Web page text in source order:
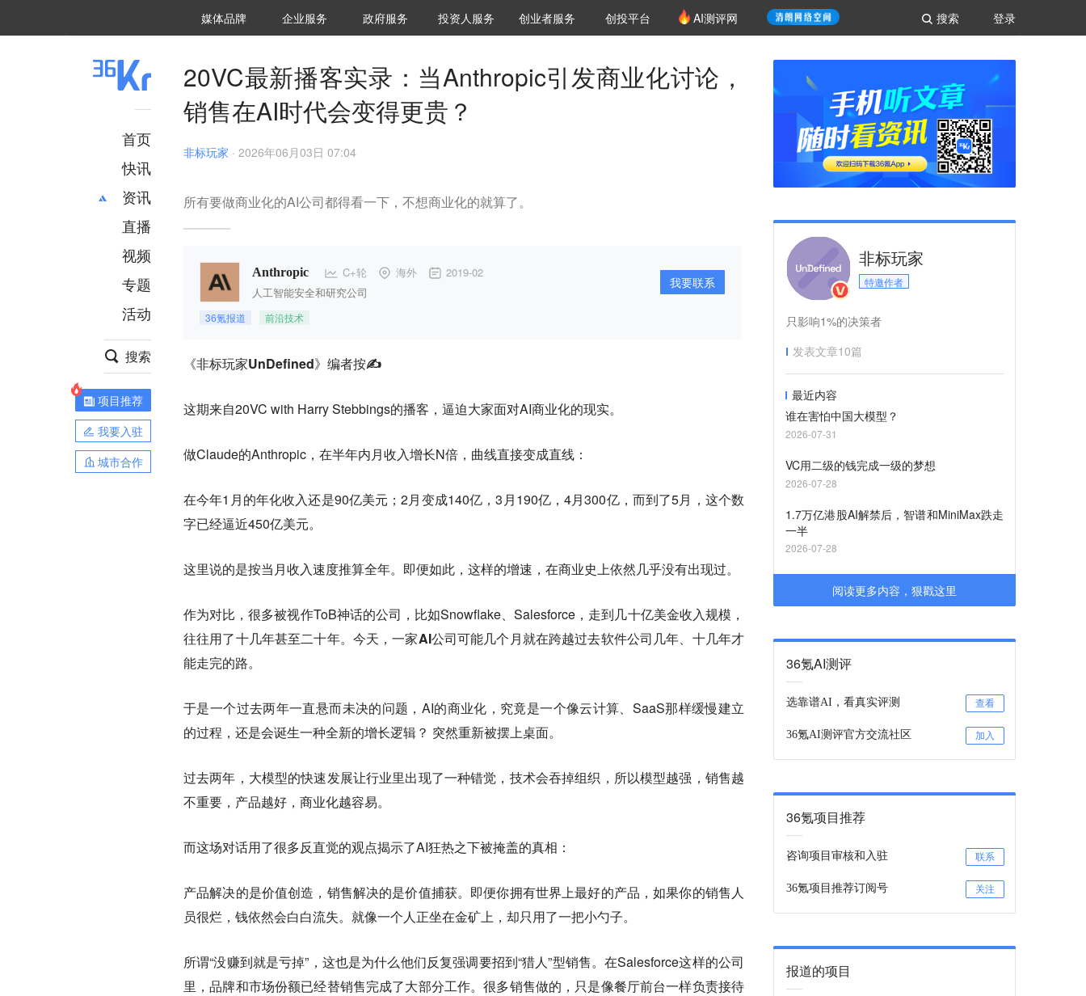
登录
搜索
媒体品牌 36Kr研究院
企业服务 城市之窗
政府服务 VClub投资机构库
投资机构职位推介
投资人服务 创投氪堂
创业者服务 创投平台 AI测评网
首页
快讯
资讯
推荐
财经
项目推荐
安徽
直播
视频
专题
活动
搜索
项目推荐
我要入驻
城市合作
20VC最新播客实录：当Anthropic引发商业化讨论，
销售在AI时代会变得更贵？
非标玩家 · 2026年06月03日 07:04
所有要做商业化的AI公司都得看一下，不想商业化的就算了。
Anthropic C+轮 海外 2019-02
人工智能安全和研究公司
36氪报道 前沿技术
我要联系
《非标玩家UnDefined》编者按✍️
这期来自20VC with Harry Stebbings的播客，逼迫大家面对AI商业化的现实。
做Claude的Anthropic，在半年内月收入增长N倍，曲线直接变成直线：
在今年1月的年化收入还是90亿美元；2月变成140亿，3月190亿，4月300亿，而到了5月，这个数
字已经逼近450亿美元。
这里说的是按当月收入速度推算全年。即便如此，这样的增速，在商业史上依然几乎没有出现过。
作为对比，很多被视作ToB神话的公司，比如Snowflake、Salesforce，走到几十亿美金收入规模，
往往用了十几年甚至二十年。今天，一家AI公司可能几个月就在跨越过去软件公司几年、十几年才
能走完的路。
于是一个过去两年一直悬而未决的问题，AI的商业化，究竟是一个像云计算、SaaS那样缓慢建立
的过程，还是会诞生一种全新的增长逻辑？ 突然重新被摆上桌面。
过去两年，大模型的快速发展让行业里出现了一种错觉， 技术会吞掉组织，所以模型越强，销售越
不重要，产品越好，商业化越容易。
而这场对话用了很多反直觉的观点揭示了AI狂热之下被掩盖的真相：
产品解决的是价值创造，销售解决的是价值捕获。 即便你拥有世界上最好的产品，如果你的销售人
员很烂，钱依然会白白流失。 就像一个人正坐在金矿上，却只用了一把小勺子。
所谓“没赚到就是亏掉”，这也是为什么他们反复强调要招到“猎人”型销售。在Salesforce这样的公司
里，品牌和市场份额已经替销售完成了大部分工作。很多销售做的，只是像餐厅前台一样负责接待
非标玩家
特邀作者
只影响1%的决策者
发表文章10篇
最近内容
谁在害怕中国大模型？
2026-07-31
VC用二级的钱完成一级的梦想
2026-07-28
1.7万亿港股AI解禁后，智谱和MiniMax跌走
一半
2026-07-28
阅读更多内容，狠戳这里
36氪AI测评
选靠谱AI，看真实评测 查看
36氪AI测评官方交流社区 加入
36氪项目推荐
咨询项目审核和入驻 联系
36氪项目推荐订阅号 关注
报道的项目